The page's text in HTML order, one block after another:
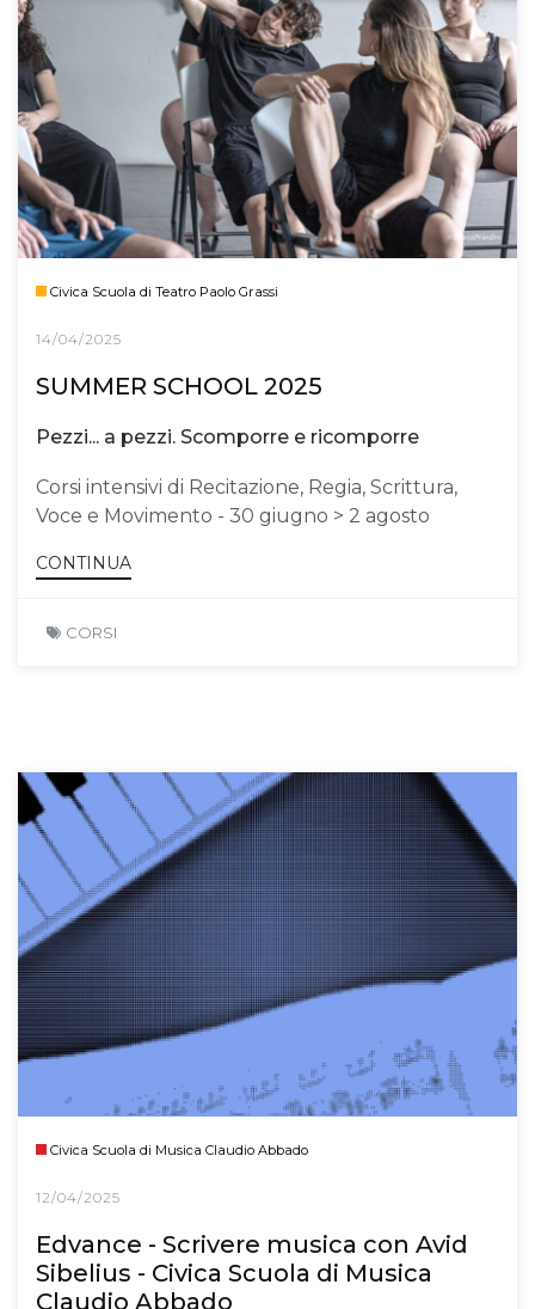
Civica Scuola di Teatro Paolo Grassi
14/04/2025
SUMMER SCHOOL 2025
Pezzi... a pezzi. Scomporre e ricomporre
Corsi intensivi di Recitazione, Regia, Scrittura,
Voce e Movimento - 30 giugno > 2 agosto
CONTINUA
CORSI
Civica Scuola di Musica Claudio Abbado
12/04/2025
Edvance - Scrivere musica con Avid
Sibelius - Civica Scuola di Musica
Claudio Abbado